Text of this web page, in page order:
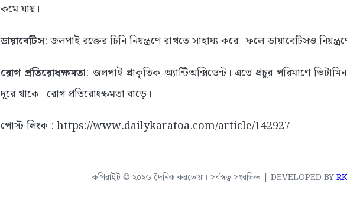
কমে যায়।
ডায়াবেটিস: জলপাই রক্তের চিনি নিয়ন্ত্রণে রাখতে সাহায্য করে। ফলে ডায়াবেটিসও
রোগ প্রতিরোধক্ষমতা: জলপাই প্রাকৃতিক অ্যান্টিঅক্সিডেন্ট। এতে প্রচুর পরিমাণে
দূরে থাকে। রোগ প্রতিরোধক্ষমতা বাড়ে।
পোস্ট লিংক : https://www.dailykaratoa.com/article/142927
কপিরাইট © ২০২৬ দৈনিক করতোয়া। সর্বস্বত্ব সংরক্ষিত | DEVELOPED BY